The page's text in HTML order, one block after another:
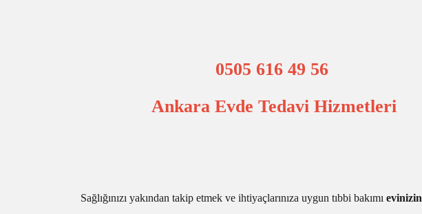
0505 616 49 56
Ankara Evde Tedavi Hizmetleri
Sağlığınızı yakından takip etmek ve ihtiyaçlarınıza uygun tıbbi bakımı evinizin